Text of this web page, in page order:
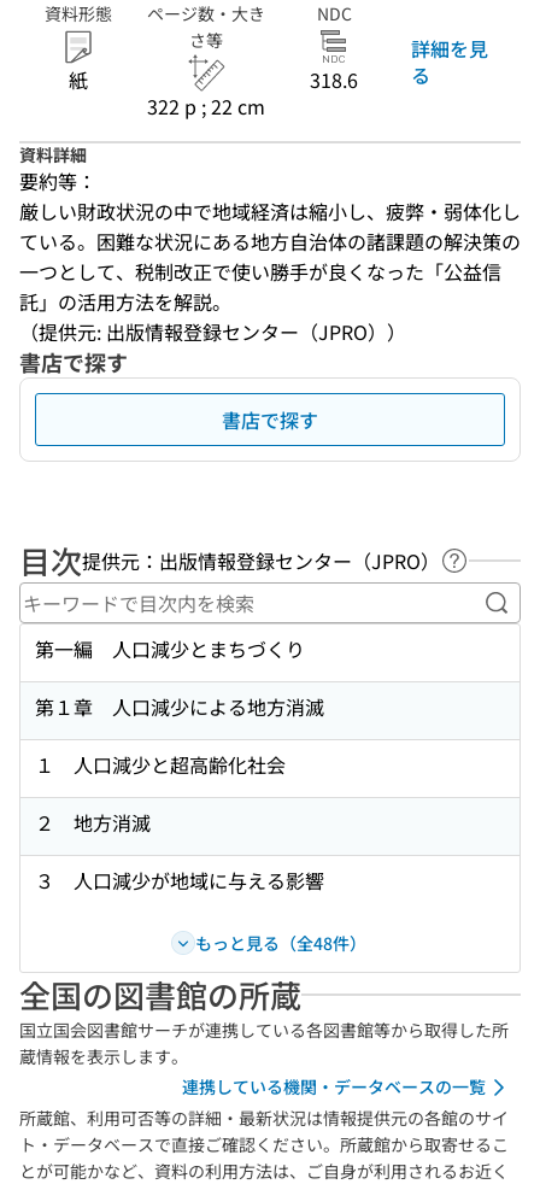
資料形態
紙
ページ数・大き
さ等
322 p ; 22 cm
NDC
318.6
詳細を見
る
資料詳細
要約等：
厳しい財政状況の中で地域経済は縮小し、疲弊・弱体化し
ている。困難な状況にある地方自治体の諸課題の解決策の
一つとして、税制改正で使い勝手が良くなった「公益信
託」の活用方法を解説。
（提供元: 出版情報登録センター（JPRO））
書店で探す
書店で探す
目次提供元：出版情報登録センター（JPRO）
ヘルプペ
キ
第一編 人口減少とまちづくり
第１章 人口減少による地方消滅
１ 人口減少と超高齢化社会
２ 地方消滅
３ 人口減少が地域に与える影響
もっと見る（全48件）
全国の図書館の所蔵
国立国会図書館サーチが連携している各図書館等から取得した所
蔵情報を表示します。
連携している機関・データベースの一覧
所蔵館、利用可否等の詳細・最新状況は情報提供元の各館のサイ
ト・データベースで直接ご確認ください。所蔵館から取寄せるこ
とが可能かなど、資料の利用方法は、ご自身が利用されるお近く